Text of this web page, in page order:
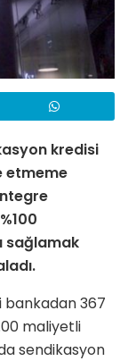
kredisi
etmeme
sağlamak
bankadan 367
maliyetli
sendikasyon